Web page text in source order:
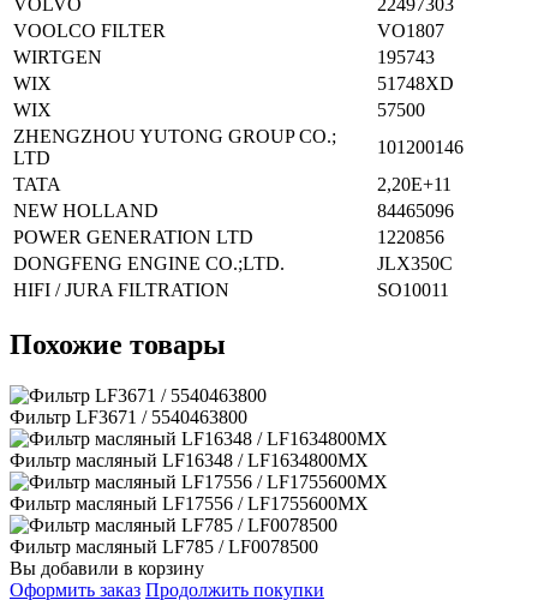
VOOLCO FILTER
VO1807
WIRTGEN
195743
WIX
51748XD
WIX
57500
ZHENGZHOU YUTONG GROUP CO.;
LTD
101200146
TATA
2,20E+11
NEW HOLLAND
84465096
POWER GENERATION LTD
1220856
DONGFENG ENGINE CO.;LTD.
JLX350C
HIFI / JURA FILTRATION
SO10011
Похожие товары
Фильтр LF3671 / 5540463800
Фильтр масляный LF16348 / LF1634800MX
Фильтр масляный LF17556 / LF1755600MX
Фильтр масляный LF785 / LF0078500
Вы добавили в корзину
Оформить заказ Продолжить покупки